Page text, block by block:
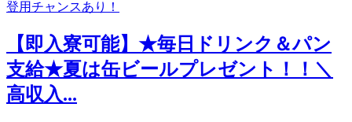
【即入寮可能】★毎日ドリンク＆パン
支給★夏は缶ビールプレゼント！！＼
高収入...